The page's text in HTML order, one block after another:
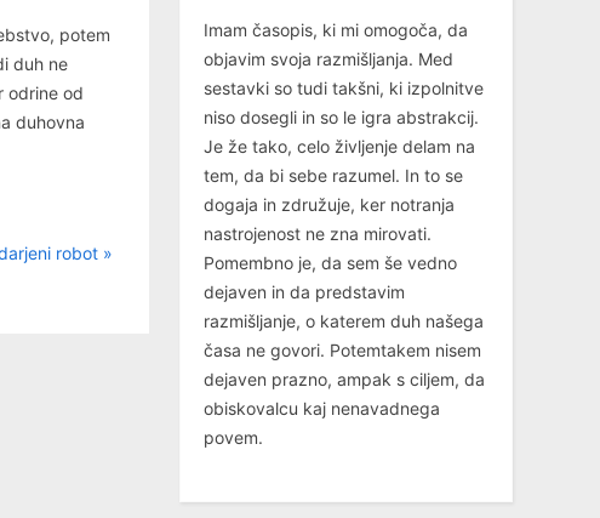
potem
duh ne
odrine od
duhovna
robot
Imam časopis, ki mi omogoča, da
objavim svoja razmišljanja. Med
sestavki so tudi takšni, ki izpolnitve
niso dosegli in so le igra abstrakcij.
Je že tako, celo življenje delam na
tem, da bi sebe razumel. In to se
dogaja in združuje, ker notranja
nastrojenost ne zna mirovati.
Pomembno je, da sem še vedno
dejaven in da predstavim
razmišljanje, o katerem duh našega
časa ne govori. Potemtakem nisem
dejaven prazno, ampak s ciljem, da
obiskovalcu kaj nenavadnega
povem.